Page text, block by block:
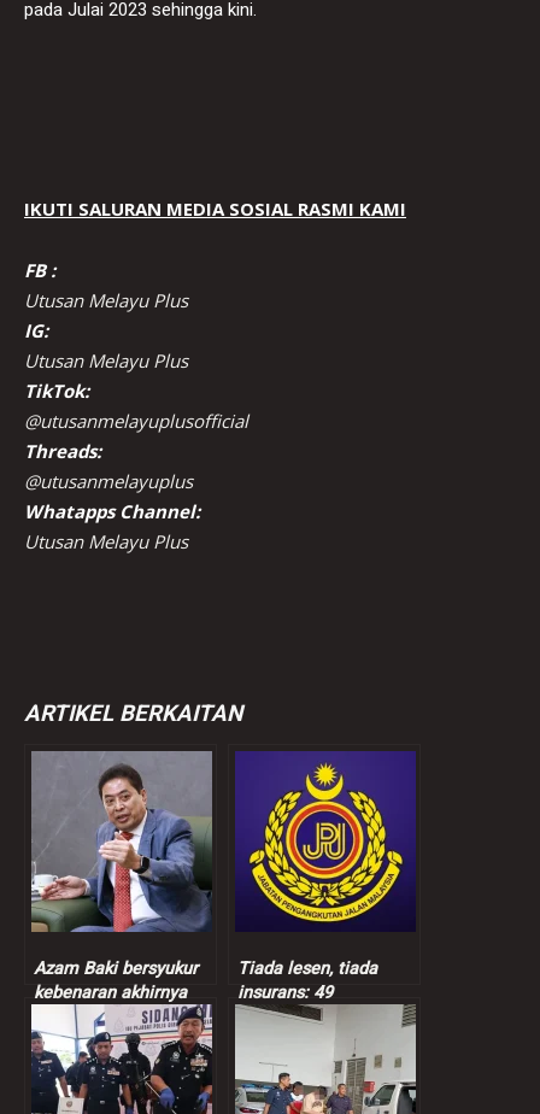
pada Julai 2023 sehingga kini.
IKUTI SALURAN MEDIA SOSIAL RASMI KAMI
FB :
Utusan Melayu Plus
IG:
Utusan Melayu Plus
TikTok:
@utusanmelayuplusofficial
Threads:
@utusanmelayuplus
Whatapps Channel:
Utusan Melayu Plus
ARTIKEL BERKAITAN
Azam Baki bersyukur
kebenaran akhirnya
terbukti
Tiada lesen, tiada
insurans: 49
kenderaan dipandu
warga asing disita